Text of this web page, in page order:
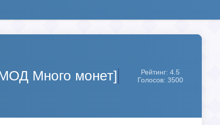
Много монет]
Рейтинг: 4.5
Голосов: 3500